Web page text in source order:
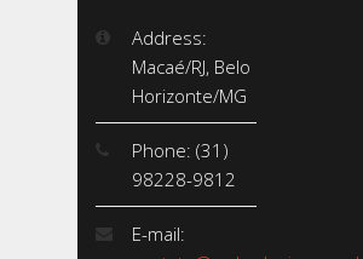
Address:
Macaé/RJ, Belo
Horizonte/MG
Phone: (31)
98228-9812
E-mail: